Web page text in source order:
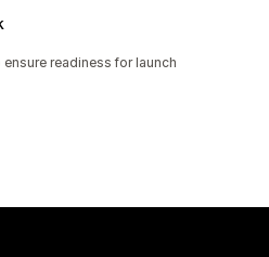
readiness for launch